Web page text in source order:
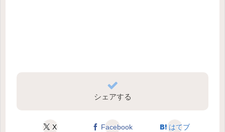
シェアする
X Facebook はてブ